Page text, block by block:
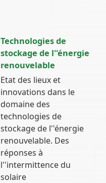
Technologies de
stockage de l''énergie
renouvelable
Etat des lieux et
innovations dans le
domaine des
technologies de
stockage de l''énergie
renouvelable. Des
réponses à
l''intermittence du
solaire